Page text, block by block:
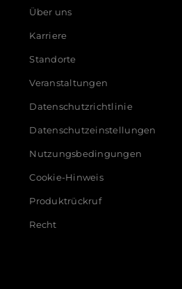
Über uns
Karriere
Standorte
Veranstaltungen
Datenschutzrichtlinie
Datenschutzeinstellungen
Nutzungsbedingungen
Cookie-Hinweis
Produktrückruf
Recht